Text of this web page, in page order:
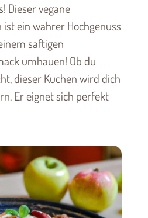
Dieser vegane
ein wahrer Hochgenuss
saftigen
umhauen! Ob du
dieser Kuchen wird dich
Er eignet sich perfekt